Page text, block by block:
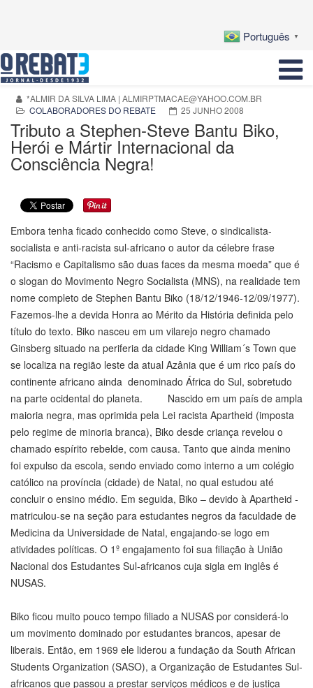
Português ▼
*ALMIR DA SILVA LIMA | ALMIRPTMACAE@YAHOO.COM.BR
COLABORADORES DO REBATE
25 JUNHO 2008
Tributo a Stephen-Steve Bantu Biko,
Herói e Mártir Internacional da
Consciência Negra!
Embora tenha ficado conhecido como Steve, o sindicalista-
socialista e anti-racista sul-africano o autor da célebre frase
“Racismo e Capitalismo são duas faces da mesma moeda” que é
o slogan do Movimento Negro Socialista (MNS), na realidade tem
nome completo de Stephen Bantu Biko (18/12/1946-12/09/1977).
Fazemos-lhe a devida Honra ao Mérito da História definida pelo
título do texto. Biko nasceu em um vilarejo negro chamado
Ginsberg situado na periferia da cidade King William´s Town que
se localiza na região leste da atual Azânia que é um rico país do
continente africano ainda denominado África do Sul, sobretudo
na parte ocidental do planeta. Nascido em um país de ampla
maioria negra, mas oprimida pela Lei racista Apartheid (imposta
pelo regime de minoria branca), Biko desde criança revelou o
chamado espírito rebelde, com causa. Tanto que ainda menino
foi expulso da escola, sendo enviado como interno a um colégio
católico na província (cidade) de Natal, no qual estudou até
concluir o ensino médio. Em seguida, Biko – devido à Apartheid -
matriculou-se na seção para estudantes negros da faculdade de
Medicina da Universidade de Natal, engajando-se logo em
atividades políticas. O 1º engajamento foi sua filiação à União
Nacional dos Estudantes Sul-africanos cuja sigla em inglês é
NUSAS.
Biko ficou muito pouco tempo filiado a NUSAS por considerá-lo
um movimento dominado por estudantes brancos, apesar de
liberais. Então, em 1969 ele liderou a fundação da South African
Students Organization (SASO), a Organização de Estudantes Sul-
africanos que passou a prestar serviços médicos e de justiça